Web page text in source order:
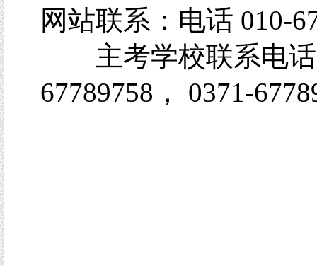
网站联系：电话 010-
主考学校联系电话
67789758， 0371-